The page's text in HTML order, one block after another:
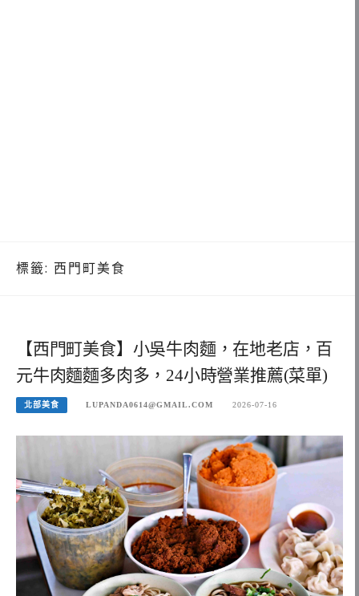
標籤: 西門町美食
【西門町美食】小吳牛肉麵，在地老店，百
元牛肉麵麵多肉多，24小時營業推薦(菜單)
北部美食 LUPANDA0614@GMAIL.COM 2026-07-16